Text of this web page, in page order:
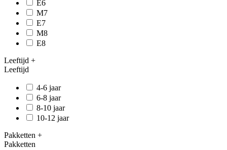
E6
M7
E7
M8
E8
Leeftijd +
Leeftijd
4-6 jaar
6-8 jaar
8-10 jaar
10-12 jaar
Pakketten +
Pakketten